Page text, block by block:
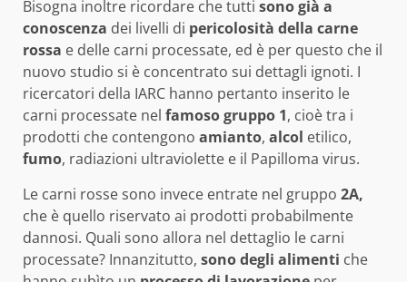
Bisogna inoltre ricordare che tutti sono già a
conoscenza dei livelli di pericolosità della carne
rossa e delle carni processate, ed è per questo che il
nuovo studio si è concentrato sui dettagli ignoti. I
ricercatori della IARC hanno pertanto inserito le
carni processate nel famoso gruppo 1, cioè tra i
prodotti che contengono amianto, alcol etilico,
fumo, radiazioni ultraviolette e il Papilloma virus.
Le carni rosse sono invece entrate nel gruppo 2A,
che è quello riservato ai prodotti probabilmente
dannosi. Quali sono allora nel dettaglio le carni
processate? Innanzitutto, sono degli alimenti che